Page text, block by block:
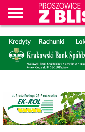
O
NAS
WIADOMOŚCI
ZAPYTAM
WPROST
CENNIK
REKLAM
PROSZOWICE
Z BLISKA
KONTAKT